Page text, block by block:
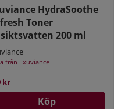
HydraSoothe
Toner
200 ml
från Exuviance
kr
Köp